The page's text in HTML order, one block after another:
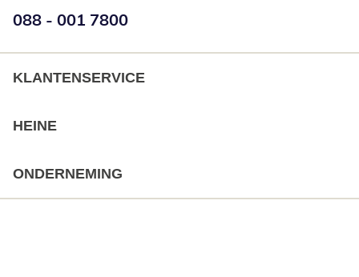
Telefoonnummer:
088 - 001 7800
KLANTENSERVICE
HEINE
ONDERNEMING